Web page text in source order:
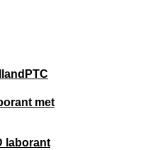
met
laborant